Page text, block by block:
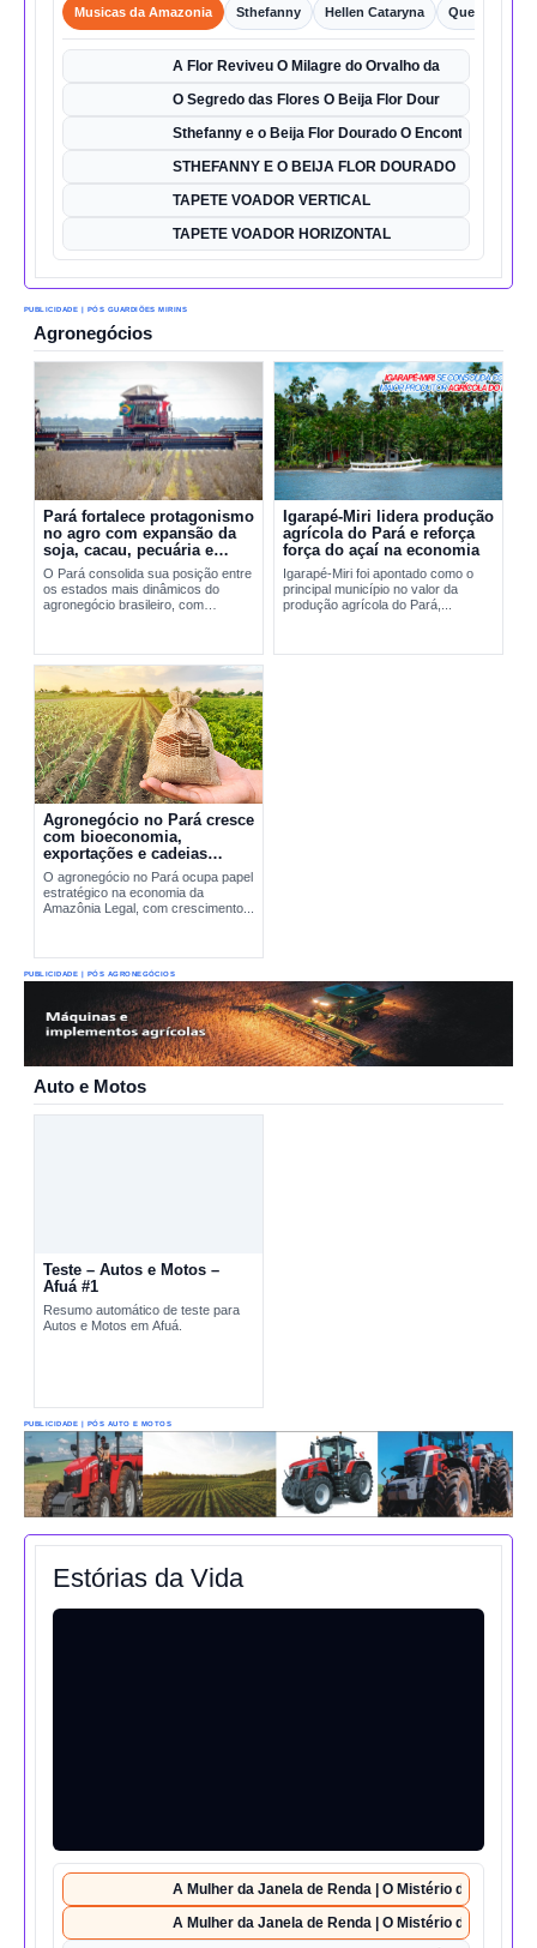
Musicas da Amazonia Sthefanny Hellen Cataryna Queixo o
A Flor Reviveu O Milagre do Orvalho da
O Segredo das Flores O Beija Flor Dour
Sthefanny e o Beija Flor Dourado O Encontro Mágico
STHEFANNY E O BEIJA FLOR DOURADO
TAPETE VOADOR VERTICAL
TAPETE VOADOR HORIZONTAL
PUBLICIDADE | PÓS GUARDIÕES MIRINS
Agronegócios
Pará fortalece protagonismo
no agro com expansão da
soja, cacau, pecuária e
exportações
O Pará consolida sua posição entre
os estados mais dinâmicos do
agronegócio brasileiro, com
Igarapé-Miri lidera produção
agrícola do Pará e reforça
força do açaí na economia
Igarapé-Miri foi apontado como o
principal município no valor da
produção agrícola do Pará,...
Agronegócio no Pará cresce
com bioeconomia,
exportações e cadeias
produtivas estratégicas
O agronegócio no Pará ocupa papel
estratégico na economia da
Amazônia Legal, com crescimento...
PUBLICIDADE | PÓS AGRONEGÓCIOS
Auto e Motos
Teste – Autos e Motos –
Afuá #1
Resumo automático de teste para
Autos e Motos em Afuá.
PUBLICIDADE | PÓS AUTO E MOTOS
Estórias da Vida
A Mulher da Janela de Renda | O Mistério da Casa 42
A Mulher da Janela de Renda | O Mistério da Casa 42